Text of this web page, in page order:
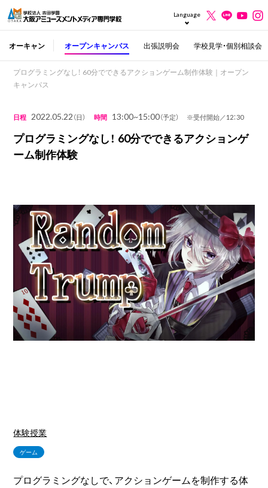
Language
オーキャン オープンキャンパス 出張説明会 学校見学・個別相談会
プログラミングなし！ 60分でできるアクションゲーム制作体験｜オープン
キャンパス
日程 2022.05.22（日） 時間 13:00~15:00（予定） ※受付開始／12：30
プログラミングなし！ 60分でできるアクションゲ
ーム制作体験
体験授業
ゲーム
プログラミングなしで、アクションゲームを制作する体